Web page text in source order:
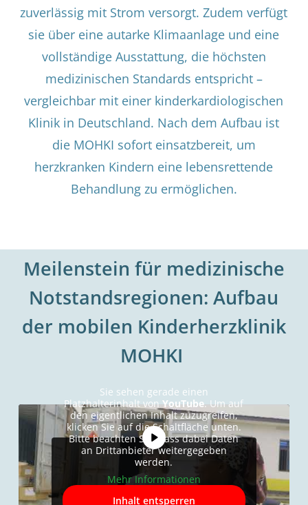
zuverlässig mit Strom versorgt. Zudem verfügt
sie über eine autarke Klimaanlage und eine
vollständige Ausstattung, die höchsten
medizinischen Standards entspricht –
vergleichbar mit einer kinderkardiologischen
Klinik in Deutschland. Nach dem Aufbau ist
die MOHKI sofort einsatzbereit, um
herzkranken Kindern eine lebensrettende
Behandlung zu ermöglichen.
Meilenstein für medizinische
Notstandsregionen: Aufbau
der mobilen Kinderherzklinik
MOHKI
Sie sehen gerade einen
Platzhalterinhalt vonYouTube. Um auf
den eigentlichen Inhalt zuzugreifen,
klicken Sie auf die Schaltfläche unten.
Bitte beachten Sie, dass dabei Daten
an Drittanbieter weitergegeben
werden.
Mehr Informationen
Inhalt entsperren